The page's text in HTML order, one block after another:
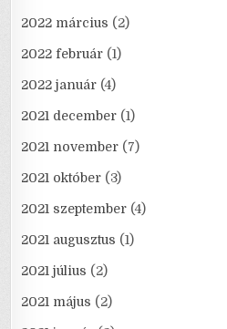
2022 március (2)
2022 február (1)
2022 január (4)
2021 december (1)
2021 november (7)
2021 október (3)
2021 szeptember (4)
2021 augusztus (1)
2021 július (2)
2021 május (2)